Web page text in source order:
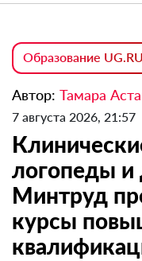
Образование UG.RU
Автор: Тамара
7 августа 2026, 21:57
логопеды и
Минтруд
курсы